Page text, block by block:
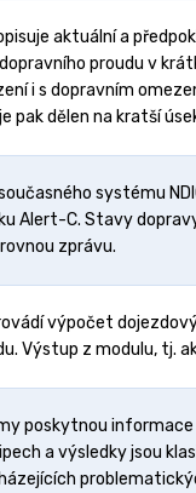
aktuální a
proudu v
i s dopravním
pak dělen na kratší
systému
Alert-C. Stavy
zprávu.
výpočet
Výstup z modulu, tj.
poskytnou
a výsledky jsou